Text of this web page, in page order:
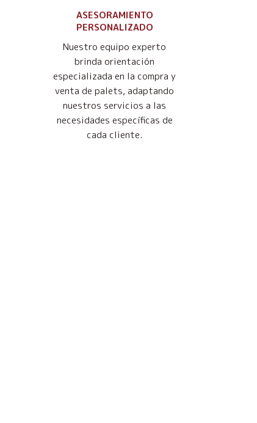
ASESORAMIENTO
PERSONALIZADO
Nuestro equipo experto
brinda orientación
especializada en la compra y
venta de palets, adaptando
nuestros servicios a las
necesidades específicas de
cada cliente.